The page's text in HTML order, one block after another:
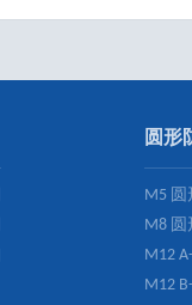
圆形
M5 圆
M8 圆
M12
M12